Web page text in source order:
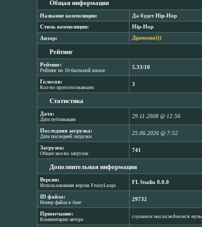
Общая информация
Название композиции: Да будет Hip-Hop
Стиль композиции: Hip-Hop
Автор: Дракоша)))
Рейтинг
Рейтинг:
Рейтинг по 10-балльной шкале
5.33/10
Голосов:
Кол-во проголосовавших
3
Статистика
Дата:
Дата публикации
29.11.2008 @ 12:56
Последняя загрузка:
Дата последней загрузки
25.06.2026 @ 7:52
Загрузок:
Общее кол-во загрузок
741
Дополнительная информация
Версия:
Использованная версия FruityLoops
FL Studio 8.0.0
ID файла:
Номер файла в базе
29732
Примечание:
Комментарии автора
слушаем наслаждаемся